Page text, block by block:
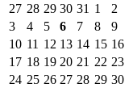
27 28 29 30 31 1
2
3
4 5 6 7 8
9
10 11 12 13 14 15 16
17 18 19 20 21 22 23
24 25 26 27 28 29 30